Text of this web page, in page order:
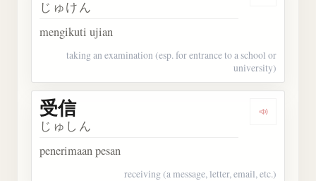
じゅけん
mengikuti ujian
taking an examination (esp. for entrance to a school or
university)
Dengarkan
受信
じゅしん
penerimaan pesan
receiving (a message, letter, email, etc.)